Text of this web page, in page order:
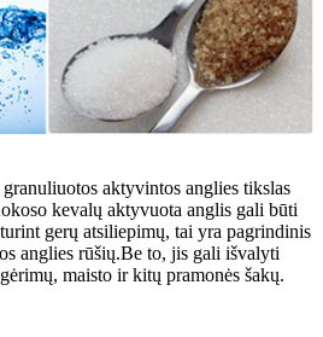
aktyvintos anglies tikslas
kevalų aktyvuota anglis gali būti
gerų atsiliepimų, tai yra pagrindinis
anglies rūšių.Be to, jis gali išvalyti
maisto ir kitų pramonės šakų.